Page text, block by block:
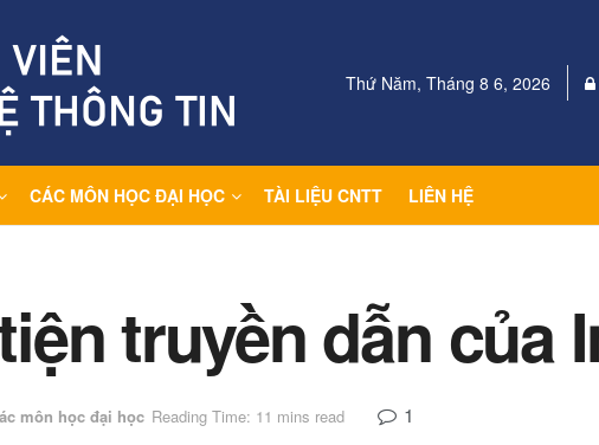
Thứ Năm, Tháng 8 6, 2026
CÁC MÔN HỌC ĐẠI HỌC TÀI LIỆU CNTT LIÊN HỆ
truyền dẫn của
môn học đại học Reading Time: 11 mins read 1